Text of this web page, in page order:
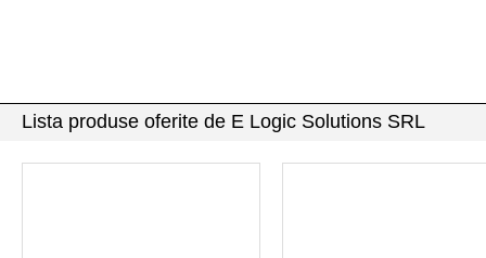
Lista produse oferite de E Logic Solutions SRL